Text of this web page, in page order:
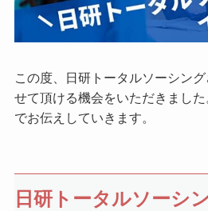
この度、日研トータルソーシン
せて頂ける機会をいただきまし
でお伝えしていきます。
日研トータルソーシ